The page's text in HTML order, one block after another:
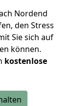
Nordend
den Stress
Sie sich auf
können.
kostenlose